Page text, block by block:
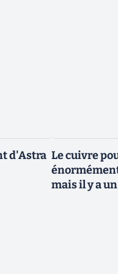
d'Astra Le cuivre
mais il y a